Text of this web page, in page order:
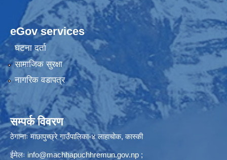
eGov services
घटना दर्ता
सामाजिक सुरक्षा
नागरिक वडापत्र
सम्पर्क विवरण
ठेगानाः माछापुच्छ्रे गाउँपालिका-४ लाहाचोक, कास्की
ईमेलः info@machhapuchhremun.gov.np ;